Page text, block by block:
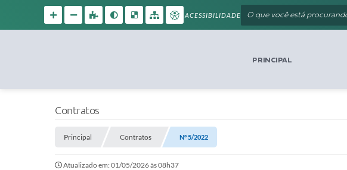
ACESSIBILIDADE
PRINCIPAL
Contratos
Principal Contratos Nº 5/2022
Atualizado em: 01/05/2026 às 08h37